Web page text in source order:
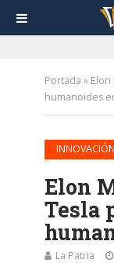
Portada »
humanoides
INNOVACIÓN
Elon
Tesla
La Patria